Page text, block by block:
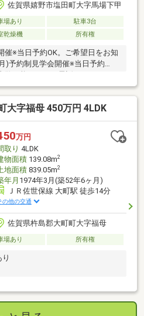
佐賀県嬉野市塩田町大字馬場下甲
場あり
駐車3台
乾燥機 所有権
※当日予約OK。ご希望日をお知
)予約制見学会開催※当日予約
フォーム内容】・室内クロス張
リーニング・外構整地・駐車場
件は条件により住宅ローン減税
上主要な部分の欠陥や・腐食、
引渡しより２年間保証・お客様
融機関をご提案。住宅ローンが初
大字福母 450万円 4LDK
万円
取り 4LDK
物面積139.08m2
地面積839.05m2
年月1974年3月(築52年6ヶ月)
ＪＲ佐世保線 大町駅 徒歩14分
の他の交通
佐賀県杵島郡大町町大字福母
場あり 所有権